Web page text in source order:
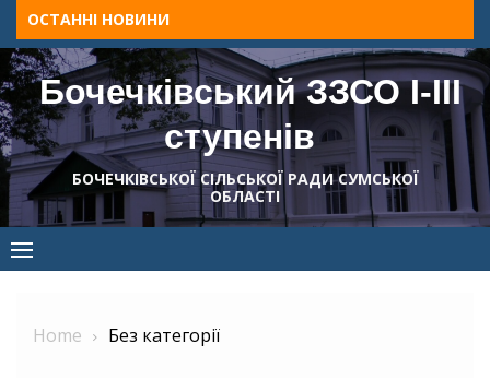
Skip
to
content
ОСТАННІ НОВИНИ
Бочечківський ЗЗСО І-ІІІ
ступенів
БОЧЕЧКІВСЬКОЇ СІЛЬСЬКОЇ РАДИ СУМСЬКОЇ
ОБЛАСТІ
Home Без категорії